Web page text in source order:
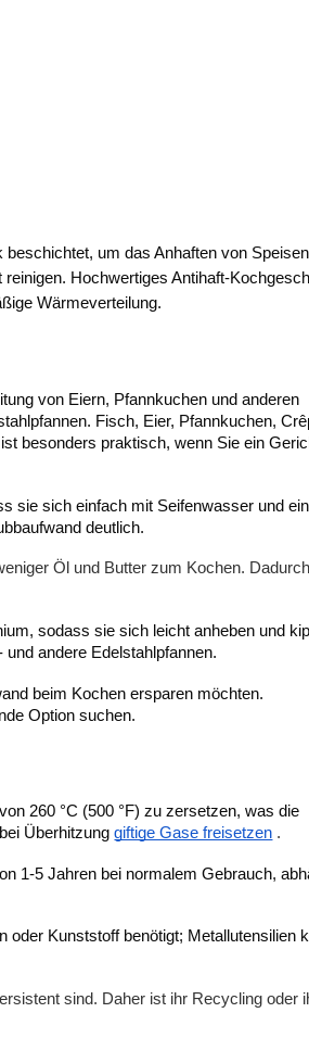
um das Anhaften von
Hochwertiges Antihaft-
Wärmeverteilung.
von Eiern, Pfannkuchen und anderen
Fisch, Eier, Pfannkuchen,
besonders praktisch, wenn Sie ein
sie sich einfach mit Seifenwasser und
deutlich.
Öl und Butter zum Kochen. Dadurch
sodass sie sich leicht anheben und
andere Edelstahlpfannen.
beim Kochen ersparen möchten.
Option suchen.
260 °C (500 °F) zu zersetzen, was die
bei Überhitzung giftige Gase freisetzen .
1-5 Jahren bei normalem Gebrauch,
oder Kunststoff benötigt; Metallutensilien
sind. Daher ist ihr Recycling oder